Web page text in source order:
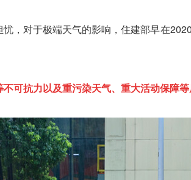
，对于极端天气的影响，住建部早在
可抗力以及重污染天气、重大活动保障